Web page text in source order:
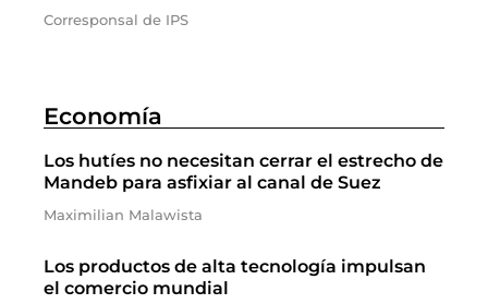
Corresponsal de IPS
Economía
Los hutíes no necesitan cerrar el estrecho de
Mandeb para asfixiar al canal de Suez
Maximilian Malawista
Los productos de alta tecnología impulsan
el comercio mundial